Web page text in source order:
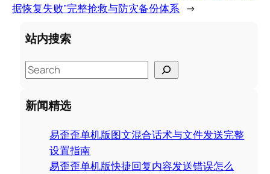
据恢复失败”完整抢救与防灾备份体系 →
站内搜索
S
e
a
r
新闻精选
易歪歪单机版图文混合话术与文件发送完整
设置指南
易歪歪单机版快捷回复内容发送错误怎么